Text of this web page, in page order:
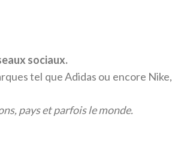
sociaux.
tel que Adidas ou encore Nike,
pays et parfois le monde.